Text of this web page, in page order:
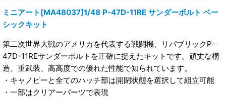
ミニアート[MA48037]1/48 P-47D-11RE サンダーボルト ベー
シックキット
第二次世界大戦のアメリカを代表する戦闘機、リパブリックP-
47D-11REサンダーボルトを正確に捉えたキットです。頑丈な構
造、重武装、高高度での優れた性能で知られています。
・キャノピーと全てのハッチ部は開閉状態を選択して組立可能
・一部はクリアーパーツで表現